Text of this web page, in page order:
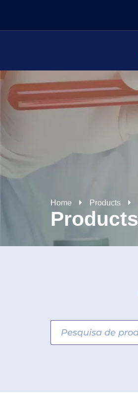
Home Products
Products